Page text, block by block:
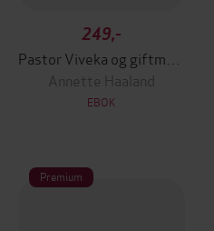
249,-
Annette Haaland
EBOK
Premium